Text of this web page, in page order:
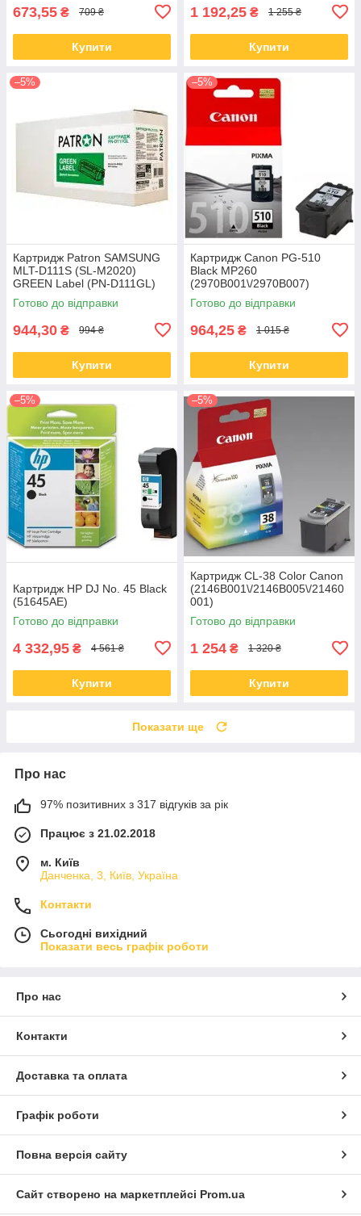
673,55 ₴ 709 ₴
Купити
1 192,25 ₴ 1 255 ₴
Купити
–5%
Картридж Patron SAMSUNG
MLT-D111S (SL-M2020)
GREEN Label (PN-D111GL)
Готово до відправки
944,30 ₴ 994 ₴
Купити
–5%
Картридж Canon PG-510
Black MP260
(2970B001\/2970B007)
Готово до відправки
964,25 ₴ 1 015 ₴
Купити
–5%
Картридж HP DJ No. 45 Black
(51645AE)
Готово до відправки
4 332,95 ₴ 4 561 ₴
Купити
–5%
Картридж CL-38 Color Canon
(2146B001\/2146B005\/21460
001)
Готово до відправки
1 254 ₴ 1 320 ₴
Купити
Показати ще
Про нас
97% позитивних з 317 відгуків за рік
Працює з 21.02.2018
м. Київ
Данченка, 3, Київ, Україна
Контакти
Сьогодні вихідний
Показати весь графік роботи
Про нас
Контакти
Доставка та оплата
Графік роботи
Повна версія сайту
Сайт створено на маркетплейсі Prom.ua